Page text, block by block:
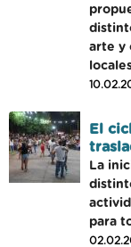
arte y
El
La
para